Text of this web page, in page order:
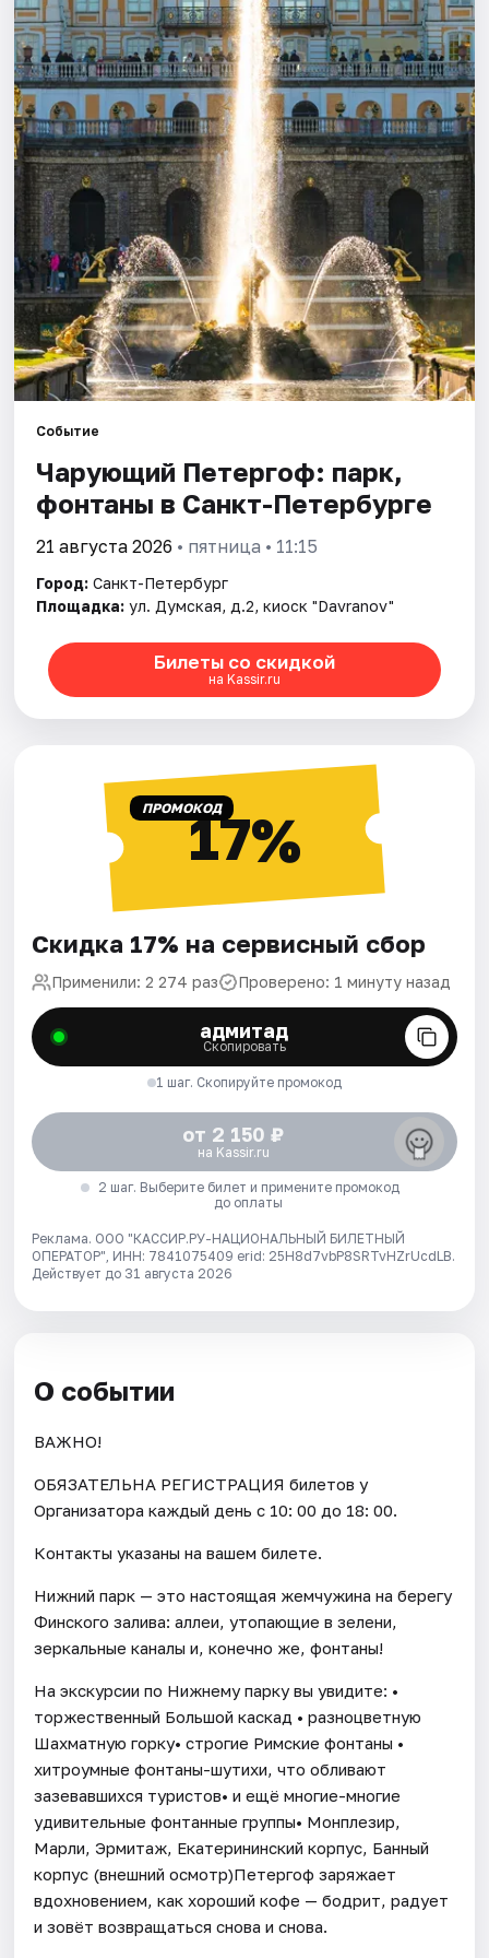
Города
Площадки
Артисты
Рейтинги
Событие
Чарующий Петергоф: парк,
фонтаны в Санкт-Петербурге
21 августа 2026 • пятница • 11:15
Город: Санкт-Петербург
Площадка: ул. Думская, д.2, киоск "Davranov"
Билеты со скидкой
на Kassir.ru
ПРОМОКОД17%
Скидка 17% на сервисный сбор
Применили: 2 274 раз Проверено: 1 минуту назад
адмитад
Скопировать
1 шаг. Скопируйте промокод
от 2 150 ₽
на Kassir.ru
2 шаг. Выберите билет и примените промокод
до оплаты
Реклама. ООО "КАССИР.РУ-НАЦИОНАЛЬНЫЙ БИЛЕТНЫЙ
ОПЕРАТОР", ИНН: 7841075409 erid: 25H8d7vbP8SRTvHZrUcdLB.
Действует до 31 августа 2026
О событии
ВАЖНО!
ОБЯЗАТЕЛЬНА РЕГИСТРАЦИЯ билетов у
Организатора каждый день c 10: 00 до 18: 00.
Контакты указаны на вашем билете.
Нижний парк — это настоящая жемчужина на берегу
Финского залива: аллеи, утопающие в зелени,
зеркальные каналы и, конечно же, фонтаны!
На экскурсии по Нижнему парку вы увидите: •
торжественный Большой каскад • разноцветную
Шахматную горку• строгие Римские фонтаны •
хитроумные фонтаны-шутихи, что обливают
зазевавшихся туристов• и ещё многие-многие
удивительные фонтанные группы• Монплезир,
Марли, Эрмитаж, Екатерининский корпус, Банный
корпус (внешний осмотр)Петергоф заряжает
вдохновением, как хороший кофе — бодрит, радует
и зовёт возвращаться снова и снова.